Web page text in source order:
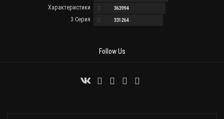
Характеристики 363994
3 Серия 331264
Follow Us